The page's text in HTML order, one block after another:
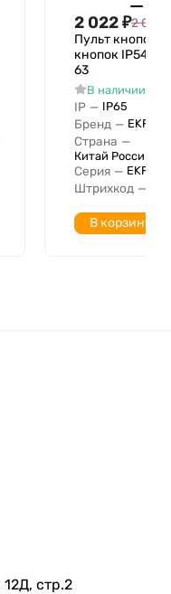
2 022₽2
Пульт
кнопок IP54
63
В наличии
IP — IP65
Бренд — EKF
Страна —
Китай
Серия — EKF
Штрихкод —
В корзину
стр.2